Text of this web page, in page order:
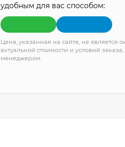
удобным для вас способом:
Цена, указанная на сайте, не является
актуальной стоимости и условий
менеджером.